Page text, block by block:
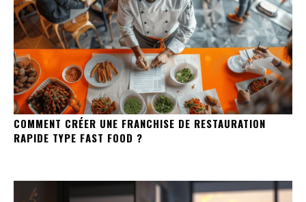
COMMENT CRÉER UNE FRANCHISE DE RESTAURATION
RAPIDE TYPE FAST FOOD ?